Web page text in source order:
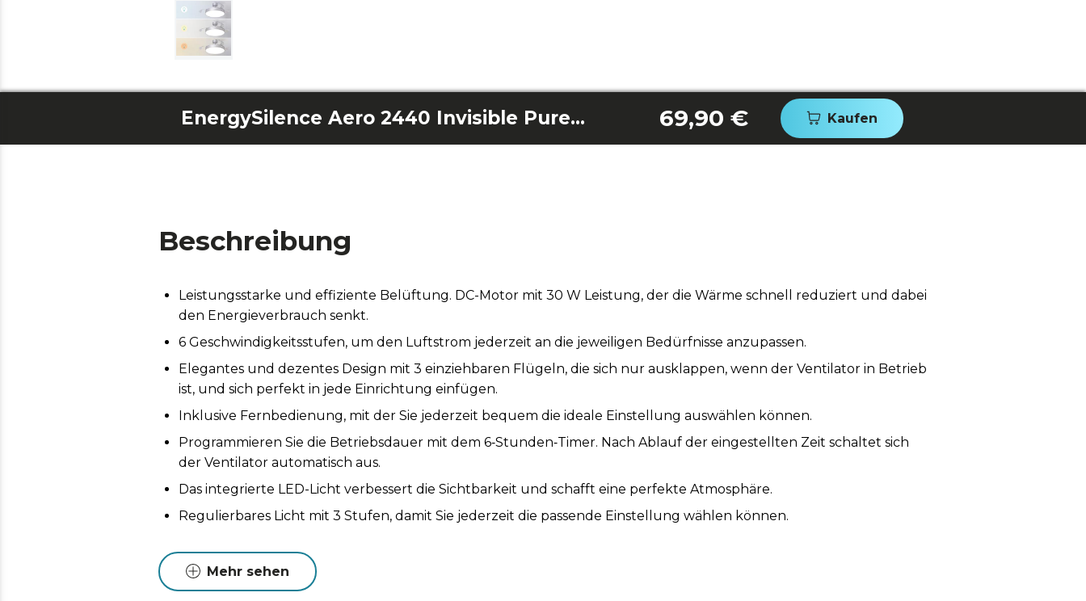
EnergySilence Aero 2440 Invisible Pure Steel 69,90 € Kaufen
Beschreibung
Leistungsstarke und effiziente Belüftung. DC-Motor mit 30 W Leistung, der die Wärme schnell reduziert und dabei
den Energieverbrauch senkt.
6 Geschwindigkeitsstufen, um den Luftstrom jederzeit an die jeweiligen Bedürfnisse anzupassen.
Elegantes und dezentes Design mit 3 einziehbaren Flügeln, die sich nur ausklappen, wenn der Ventilator in Betrieb
ist, und sich perfekt in jede Einrichtung einfügen.
Inklusive Fernbedienung, mit der Sie jederzeit bequem die ideale Einstellung auswählen können.
Programmieren Sie die Betriebsdauer mit dem 6‑Stunden‑Timer. Nach Ablauf der eingestellten Zeit schaltet sich
der Ventilator automatisch aus.
Das integrierte LED-Licht verbessert die Sichtbarkeit und schafft eine perfekte Atmosphäre.
Regulierbares Licht mit 3 Stufen, damit Sie jederzeit die passende Einstellung wählen können.
Mehr sehen